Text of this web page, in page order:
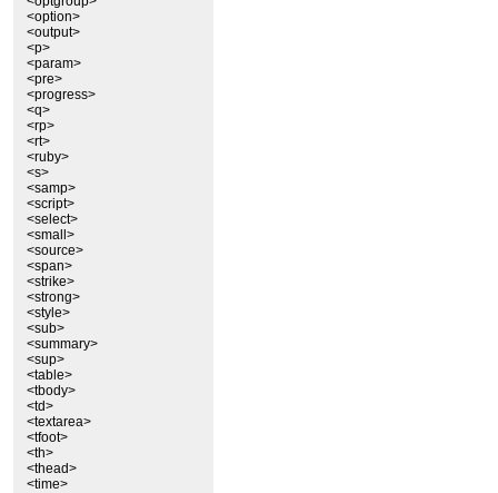
<option>
<output>
<p>
<param>
<pre>
<progress>
<q>
<rp>
<rt>
<ruby>
<s>
<samp>
<script>
<select>
<small>
<source>
<span>
<strike>
<strong>
<style>
<sub>
<summary>
<sup>
<table>
<tbody>
<td>
<textarea>
<tfoot>
<th>
<thead>
<time>